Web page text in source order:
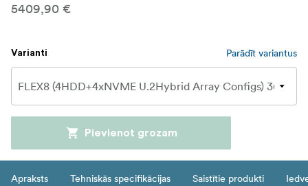
5409,90 €
Varianti Parādīt variantus
Pievienot grozam
Apraksts Tehniskās specifikācijas Saistītie produkti